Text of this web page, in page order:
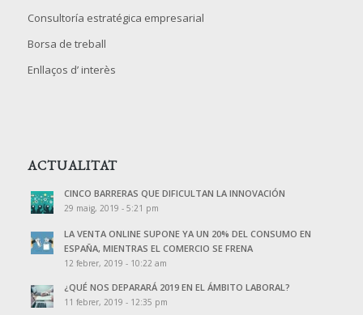
Consultoría estratégica empresarial
Borsa de treball
Enllaços d’ interès
ACTUALITAT
CINCO BARRERAS QUE DIFICULTAN LA INNOVACIÓN
29 maig, 2019 - 5:21 pm
LA VENTA ONLINE SUPONE YA UN 20% DEL CONSUMO EN
ESPAÑA, MIENTRAS EL COMERCIO SE FRENA
12 febrer, 2019 - 10:22 am
¿QUÉ NOS DEPARARÁ 2019 EN EL ÁMBITO LABORAL?
11 febrer, 2019 - 12:35 pm